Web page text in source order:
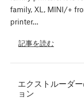
family, XL, MINI/+
printer…
記事を読む
エクストルーダ
ョン